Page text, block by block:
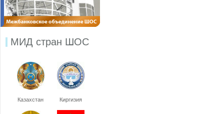
МИД стран ШОС
Казахстан Киргизия